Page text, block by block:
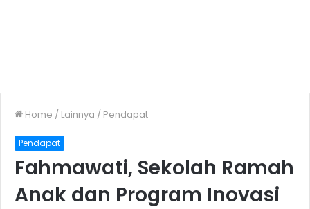
Home / Lainnya / Pendapat
Pendapat
Fahmawati, Sekolah Ramah
Anak dan Program Inovasi